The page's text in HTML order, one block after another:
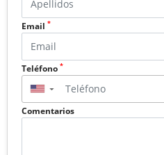
Email *
Teléfono *
▼
Comentarios